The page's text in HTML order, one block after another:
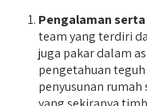
Pengalaman
team yang terdiri
juga pakar dalam
pengetahuan
penyusunan